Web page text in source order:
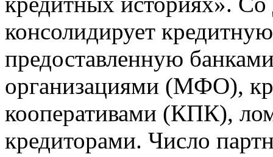
консолидирует
предоставленную
организациями (МФО),
кооперативами (КПК),
кредиторами. Число